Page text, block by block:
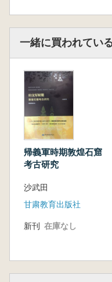
三、质子入朝谨进
五、佛国笙歌两度
(一)东向教化来罽
(二)石塔尚传藏舍
贰 南海商船来大
一緒に買われてい
帰義軍時期敦煌石窟
考古研究
沙武田
甘粛教育出版社
新刊 在庫なし